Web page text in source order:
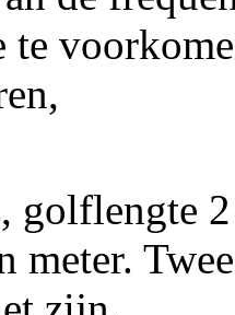
te
meter.